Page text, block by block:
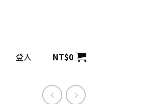
登入 NT$0